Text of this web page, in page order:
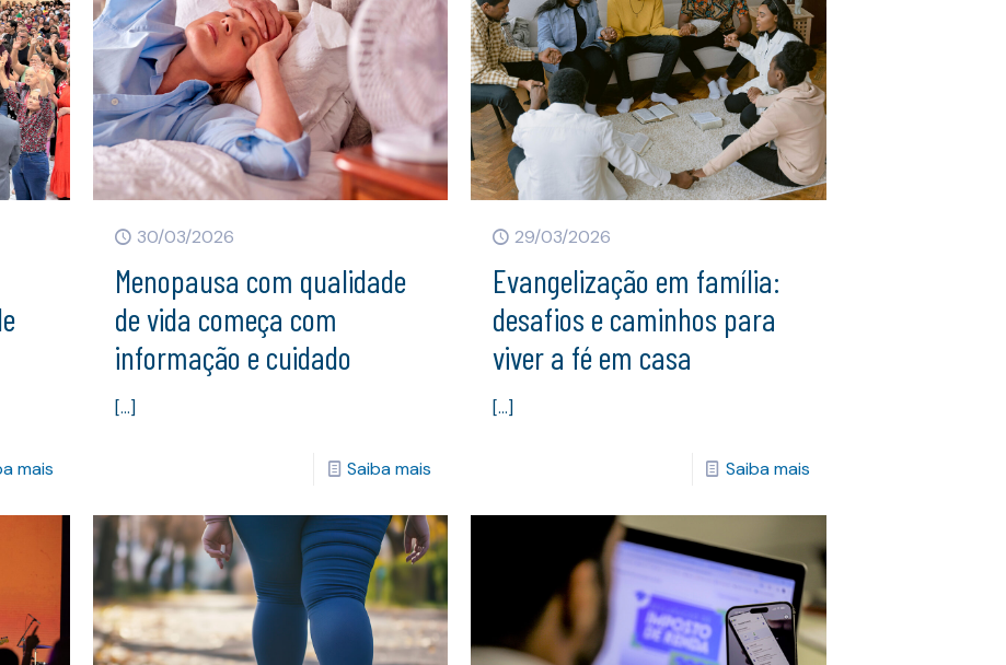
mais
30/03/2026
Menopausa com qualidade
de vida começa com
informação e cuidado
[…]
Saiba mais
29/03/2026
Evangelização em família:
desafios e caminhos para
viver a fé em casa
[…]
Saiba mais